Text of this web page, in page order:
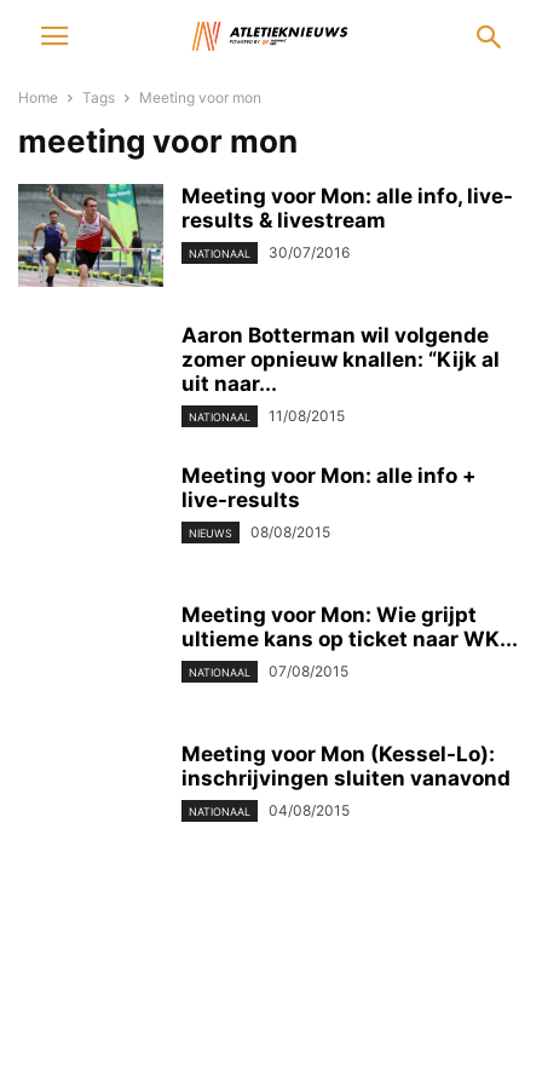
Home Tags Meeting voor mon
meeting voor mon
Meeting voor Mon: alle info, live-
results & livestream
NATIONAAL 30/07/2016
Aaron Botterman wil volgende
zomer opnieuw knallen: “Kijk al
uit naar...
NATIONAAL 11/08/2015
Meeting voor Mon: alle info +
live-results
NIEUWS 08/08/2015
Meeting voor Mon: Wie grijpt
ultieme kans op ticket naar WK...
NATIONAAL 07/08/2015
Meeting voor Mon (Kessel-Lo):
inschrijvingen sluiten vanavond
NATIONAAL 04/08/2015